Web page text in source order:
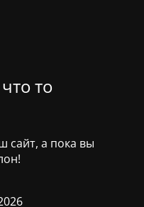
то
сайт, а пока вы